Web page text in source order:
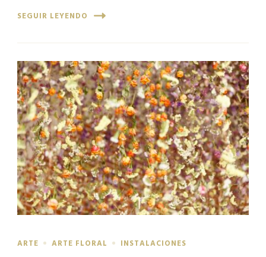
SEGUIR LEYENDO
ARTE ARTE FLORAL INSTALACIONES